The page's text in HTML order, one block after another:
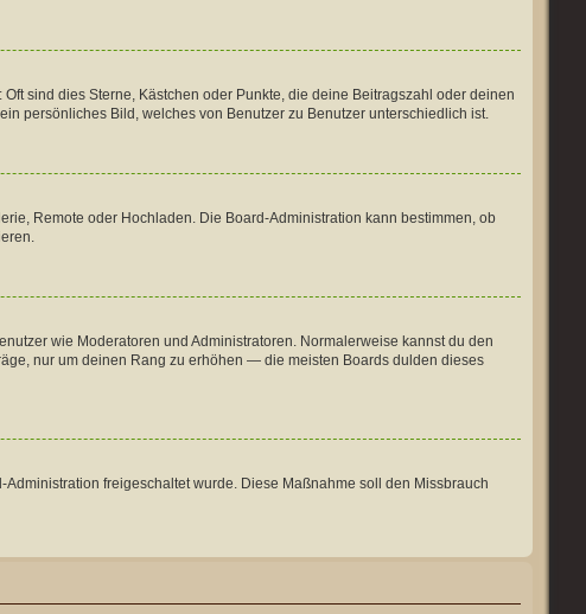
sind dies Sterne, Kästchen oder Punkte, die deine Beitragszahl oder deinen
persönliches Bild, welches von Benutzer zu Benutzer unterschiedlich ist.
Remote oder Hochladen. Die Board-Administration kann bestimmen, ob
wie Moderatoren und Administratoren. Normalerweise kannst du den
nur um deinen Rang zu erhöhen — die meisten Boards dulden dieses
freigeschaltet wurde. Diese Maßnahme soll den Missbrauch